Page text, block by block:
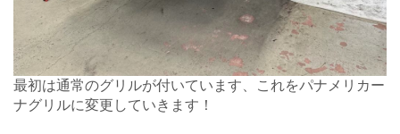
最初は通常のグリルが付いています、これをパナメリカー
ナグリルに変更していきます！